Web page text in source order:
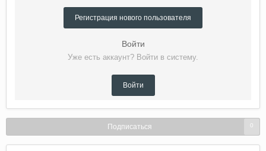
Регистрация нового пользователя
Войти
Уже есть аккаунт? Войти в систему.
Войти
Подписаться 0